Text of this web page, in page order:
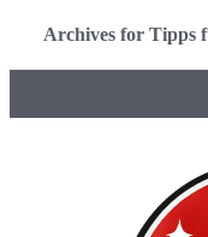
Archives for Tipps